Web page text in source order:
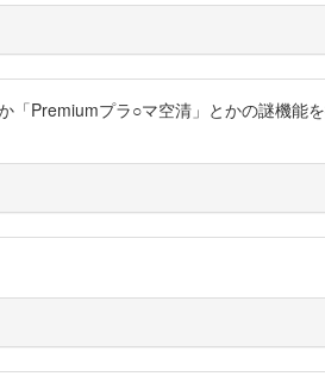
「Premiumプラ○マ空清」とかの謎機能